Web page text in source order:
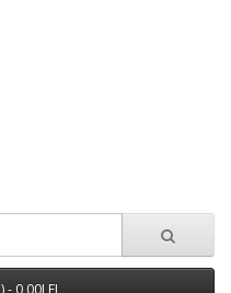
0,00LEI